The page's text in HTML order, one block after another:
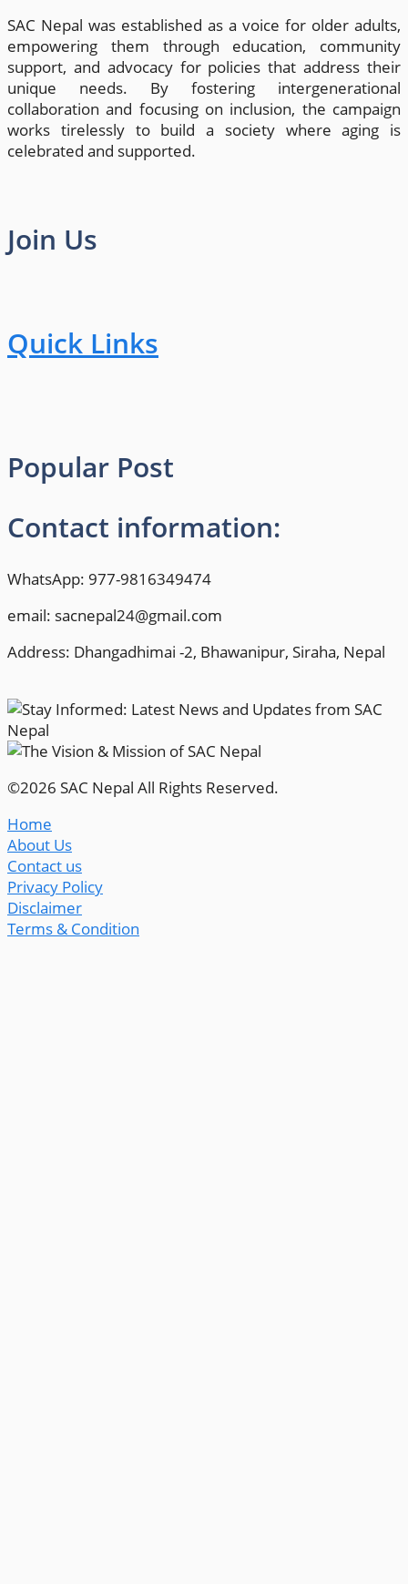
SAC Nepal was established as a voice for older adults,
empowering them through education, community
support, and advocacy for policies that address their
unique needs. By fostering intergenerational
collaboration and focusing on inclusion, the campaign
works tirelessly to build a society where aging is
celebrated and supported.
Join Us
Quick Links
Popular Post
Contact information:
WhatsApp: 977-9816349474
email: sacnepal24@gmail.com
Address: Dhangadhimai -2, Bhawanipur, Siraha, Nepal
©2026 SAC Nepal All Rights Reserved.
Home
About Us
Contact us
Privacy Policy
Disclaimer
Terms & Condition